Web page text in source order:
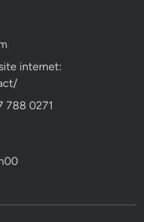
internet:
788 0271